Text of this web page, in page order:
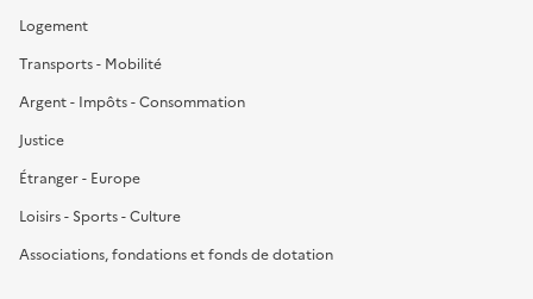
Logement
Transports - Mobilité
Argent - Impôts - Consommation
Justice
Étranger - Europe
Loisirs - Sports - Culture
Associations, fondations et fonds de dotation